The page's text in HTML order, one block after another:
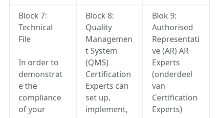
Block 7:
Technical
File
In order to
demonstrat
e the
compliance
of your
Block 8:
Quality
Managemen
t System
(QMS)
Certification
Experts can
set up,
implement,
Blok 9:
Authorised
Representati
ve (AR) AR
Experts
(onderdeel
van
Certification
Experts)